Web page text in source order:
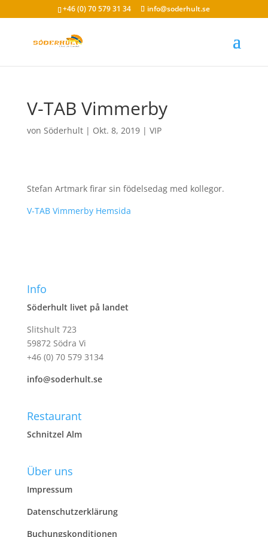
+46 (0) 70 579 31 34 info@soderhult.se
V-TAB Vimmerby
von Söderhult| Okt. 8, 2019| VIP
Stefan Artmark firar sin födelsedag med kollegor.
V-TAB Vimmerby Hemsida
Info
Söderhult livet på landet
Slitshult 723
59872 Södra Vi
+46 (0) 70 579 3134
info@soderhult.se
Restaurant
Schnitzel Alm
Über uns
Impressum
Datenschutzerklärung
Buchungskonditionen